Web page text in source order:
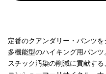
定番のクアンダリー・パンツ
多機能型のハイキング用パン
スチック汚染の削減に貢献す